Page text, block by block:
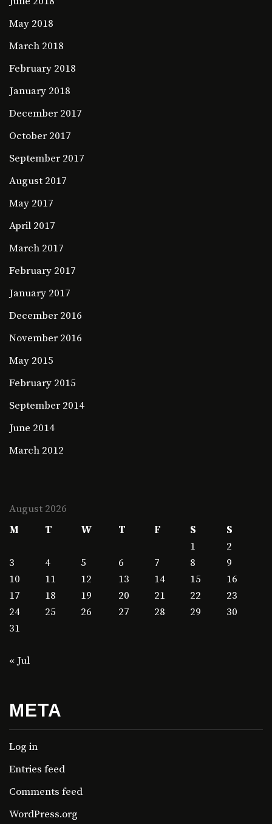
May 2018
March 2018
February 2018
January 2018
December 2017
October 2017
September 2017
August 2017
May 2017
April 2017
March 2017
February 2017
January 2017
December 2016
November 2016
May 2015
February 2015
September 2014
June 2014
March 2012
August 2026
M
T W T F S
S
1
2
3
4 5 6 7 8
9
10
11 12 13 14 15
16
17
18 19 20 21 22
23
24
25 26 27 28 29
30
31
« Jul
META
Log in
Entries feed
Comments feed
WordPress.org